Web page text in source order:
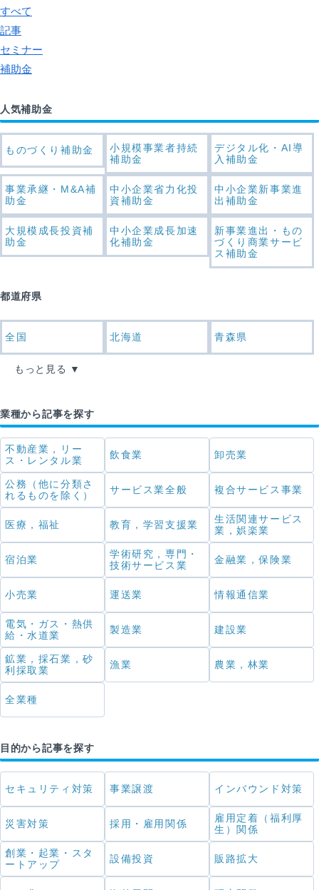
すべて
記事
セミナー
補助金
人気補助金
ものづくり補助金
小規模事業者持続
補助金
デジタル化・AI導
入補助金
事業承継・M&A補
助金
中小企業省力化投
資補助金
中小企業新事業進
出補助金
大規模成長投資補
助金
中小企業成長加速
化補助金
新事業進出・もの
づくり商業サービ
ス補助金
都道府県
全国 北海道 青森県
もっと見る
業種から記事を探す
不動産業，リー
ス・レンタル業
飲食業 卸売業
公務（他に分類さ
れるものを除く）
サービス業全般 複合サービス事業
医療，福祉 教育，学習支援業
生活関連サービス
業，娯楽業
宿泊業
学術研究，専門・
技術サービス業
金融業，保険業
小売業 運送業 情報通信業
電気・ガス・熱供
給・水道業
製造業 建設業
鉱業，採石業，砂
利採取業
漁業 農業，林業
全業種
目的から記事を探す
セキュリティ対策 事業譲渡 インバウンド対策
災害対策 採用・雇用関係
雇用定着（福利厚
生）関係
創業・起業・スタ
ートアップ
設備投資 販路拡大